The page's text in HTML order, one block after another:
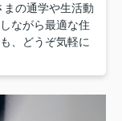
まの通学や生活動
ながら最適な住
、どうぞ気軽に